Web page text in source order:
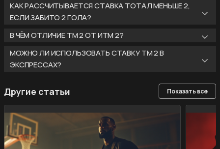
КАК РАССЧИТЫВАЕТСЯ СТАВКА ТОТАЛ МЕНЬШЕ 2,
ЕСЛИ ЗАБИТО 2 ГОЛА?
В ЧЁМ ОТЛИЧИЕ ТМ 2 ОТ ИТМ 2?
МОЖНО ЛИ ИСПОЛЬЗОВАТЬ СТАВКУ ТМ 2 В
ЭКСПРЕССАХ?
Другие статьи Показать все